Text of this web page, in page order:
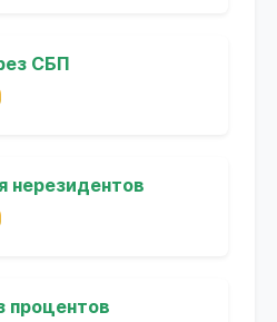
СБП
нерезидентов
процентов